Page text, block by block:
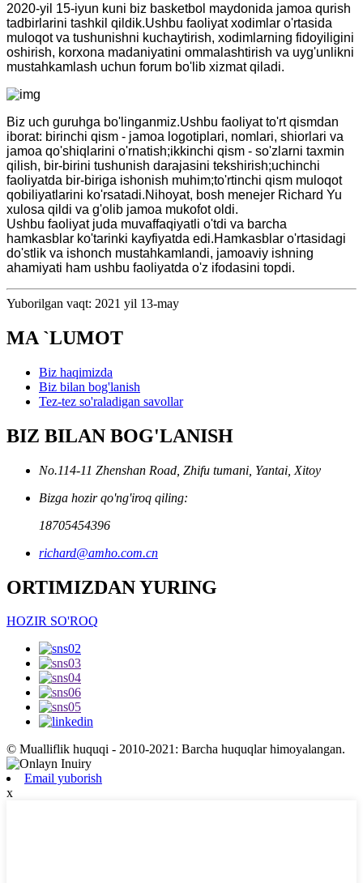
2020-yil 15-iyun kuni biz basketbol maydonida jamoa qurish
tadbirlarini tashkil qildik.Ushbu faoliyat xodimlar o'rtasida
muloqot va tushunishni kuchaytirish, xodimlarning fidoyiligini
oshirish, korxona madaniyatini ommalashtirish va uyg'unlikni
mustahkamlash uchun forum bo'lib xizmat qiladi.
Biz uch guruhga bo'linganmiz.Ushbu faoliyat to'rt qismdan
iborat: birinchi qism - jamoa logotiplari, nomlari, shiorlari va
jamoa qo'shiqlarini o'rnatish;ikkinchi qism - so'zlarni taxmin
qilish, bir-birini tushunish darajasini tekshirish;uchinchi
faoliyatda bir-biriga ishonish muhim;to'rtinchi qism muloqot
qobiliyatlarini ko'rsatadi.Nihoyat, bosh menejer Richard Yu
xulosa qildi va g'olib jamoa mukofot oldi.
Ushbu faoliyat juda muvaffaqiyatli o'tdi va barcha
hamkasblar ko'tarinki kayfiyatda edi.Hamkasblar o'rtasidagi
do'stlik va ishonch mustahkamlandi, jamoaviy ishning
ahamiyati ham ushbu faoliyatda o'z ifodasini topdi.
Yuborilgan vaqt: 2021 yil 13-may
MA `LUMOT
Biz haqimizda
Biz bilan bog'lanish
Tez-tez so'raladigan savollar
BIZ BILAN BOG'LANISH
No.114-11 Zhenshan Road, Zhifu tumani, Yantai, Xitoy
Bizga hozir qo'ng'iroq qiling:
18705454396
richard@amho.com.cn
ORTIMIZDAN YURING
HOZIR SO'ROQ
© Mualliflik huquqi - 2010-2021: Barcha huquqlar himoyalangan.
Email yuborish
x